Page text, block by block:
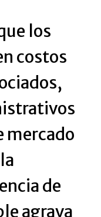
los
costos
mercado
de
agrava